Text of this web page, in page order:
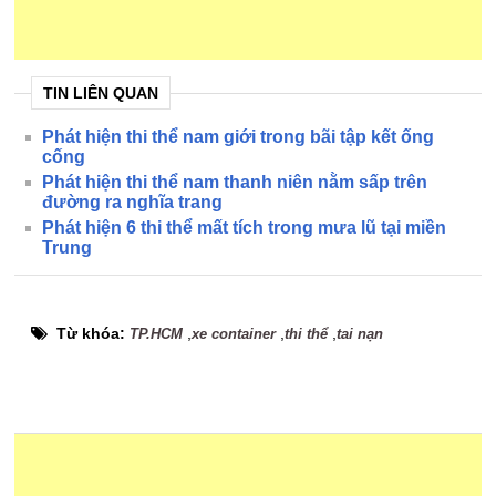
TIN LIÊN QUAN
Phát hiện thi thể nam giới trong bãi tập kết ống
cống
Phát hiện thi thể nam thanh niên nằm sấp trên
đường ra nghĩa trang
Phát hiện 6 thi thể mất tích trong mưa lũ tại miền
Trung
Từ khóa: TP.HCM ,xe container,thi thể,tai nạn